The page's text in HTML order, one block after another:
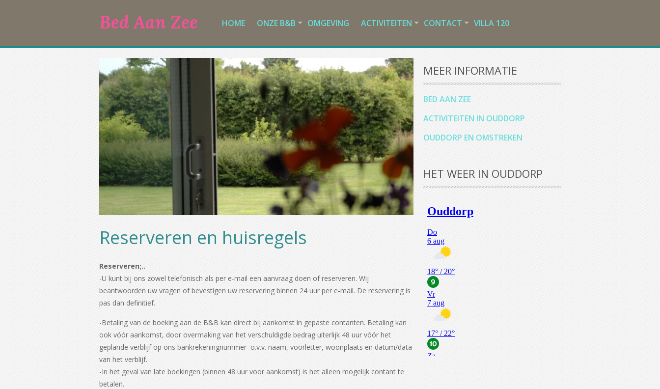
Bed Aan Zee HOME ONZE B&B OMGEVING ACTIVITEITEN CONTACT VILLA 120
Reserveren en huisregels
Reserveren;..
-U kunt bij ons zowel telefonisch als per e-mail een aanvraag doen of reserveren. Wij
beantwoorden uw vragen of bevestigen uw reservering binnen 24 uur per e-mail. De reservering is
pas dan definitief.
-Betaling van de boeking aan de B&B kan direct bij aankomst in gepaste contanten. Betaling kan
ook vóór aankomst, door overmaking van het verschuldigde bedrag uiterlijk 48 uur vóór het
geplande verblijf op ons bankrekeningnummer o.v.v. naam, voorletter, woonplaats en datum/data
van het verblijf.
-In het geval van late boekingen (binnen 48 uur voor aankomst) is het alleen mogelijk contant te
betalen.
MEER INFORMATIE
BED AAN ZEE
ACTIVITEITEN IN OUDDORP
OUDDORP EN OMSTREKEN
HET WEER IN OUDDORP